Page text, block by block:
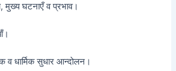
मुख्य घटनाएँ व प्रभाव।
व धार्मिक सुधार आन्दोलन।